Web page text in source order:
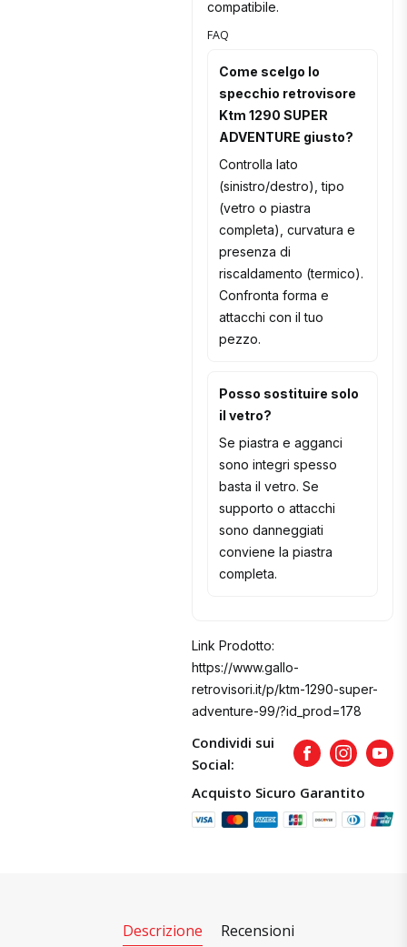
compatibile.
FAQ
Come scelgo lo
specchio retrovisore
Ktm 1290 SUPER
ADVENTURE giusto?
Controlla lato
(sinistro/destro), tipo
(vetro o piastra
completa), curvatura e
presenza di
riscaldamento (termico).
Confronta forma e
attacchi con il tuo
pezzo.
Posso sostituire solo
il vetro?
Se piastra e agganci
sono integri spesso
basta il vetro. Se
supporto o attacchi
sono danneggiati
conviene la piastra
completa.
Link Prodotto:
https://www.gallo-
retrovisori.it/p/ktm-1290-super-
adventure-99/?id_prod=178
Condividi sui
Social:
FacebookInstagram
Acquisto Sicuro Garantito
Descrizione Recensioni